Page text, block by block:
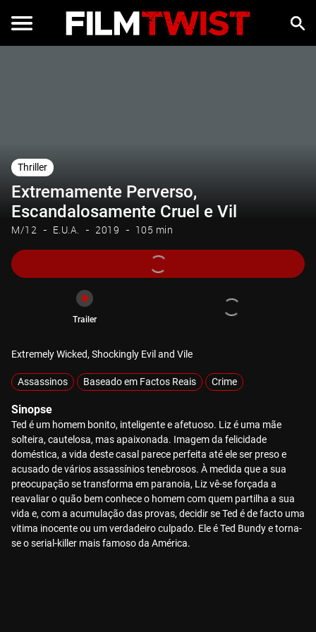
Thriller
Extremamente Perverso,
Escandalosamente Cruel e Vil
M/12 E.U.A. 2019 105 min
Trailer
Extremely Wicked, Shockingly Evil and Vile
Assassinos Baseado em Factos Reais Crime
Sinopse
Ted é um homem bonito, inteligente e afetuoso. Liz é uma mãe
solteira, cautelosa, mas apaixonada. Imagem da felicidade
doméstica, a vida deste casal parece perfeita até ele ser preso e
acusado de vários assassínios tenebrosos. À medida que a sua
preocupação se transforma em paranoia, Liz vê-se forçada a
reavaliar o quão bem conhece o homem com quem partilha a sua
vida e, com a acumulação das provas, decidir se Ted é de facto uma
vitima inocente ou um verdadeiro culpado. Ele é Ted Bundy e torna-
se o serial-killer mais famoso da América.